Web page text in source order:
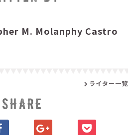
ライター一覧
M. Molanphy Castro